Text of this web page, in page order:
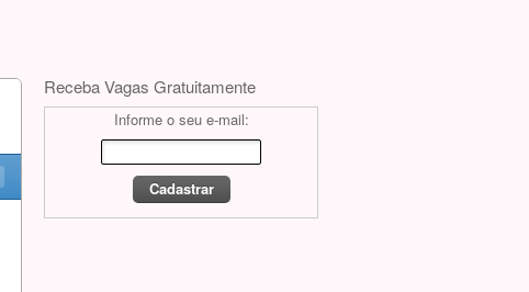
Receba Vagas Gratuitamente
Informe o seu e-mail: